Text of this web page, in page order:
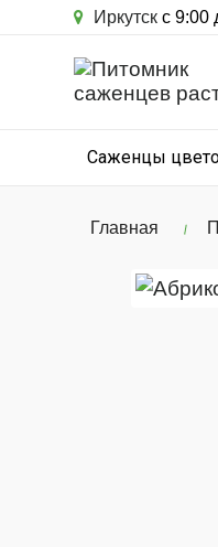
Иркутск с 9:00
Саженцы
Главная